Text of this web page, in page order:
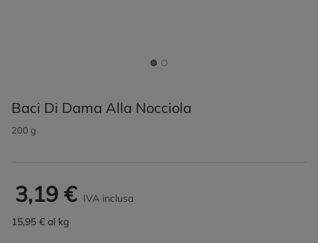
Baci Di Dama Alla Nocciola
200 g
3,19 € IVA inclusa
15,95 € al kg